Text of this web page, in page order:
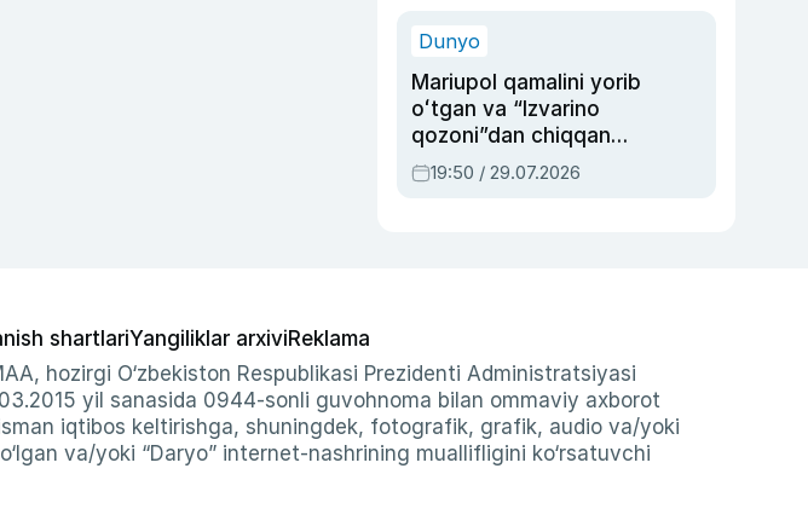
Dunyo
Mariupol qamalini yorib
oʻtgan va “Izvarino
qozoni”dan chiqqan
qahramon — Ukraina
armiyasi bosh
19:50 / 29.07.2026
shartlariYangiliklar arxiviReklama
hozirgi O‘zbekiston Respublikasi Prezidenti Administratsiyasi
yil sanasida 0944-sonli guvohnoma bilan ommaviy axborot
iqtibos keltirishga, shuningdek, fotografik, grafik, audio va/yoki
va/yoki “Daryo” internet-nashrining muallifligini ko‘rsatuvchi